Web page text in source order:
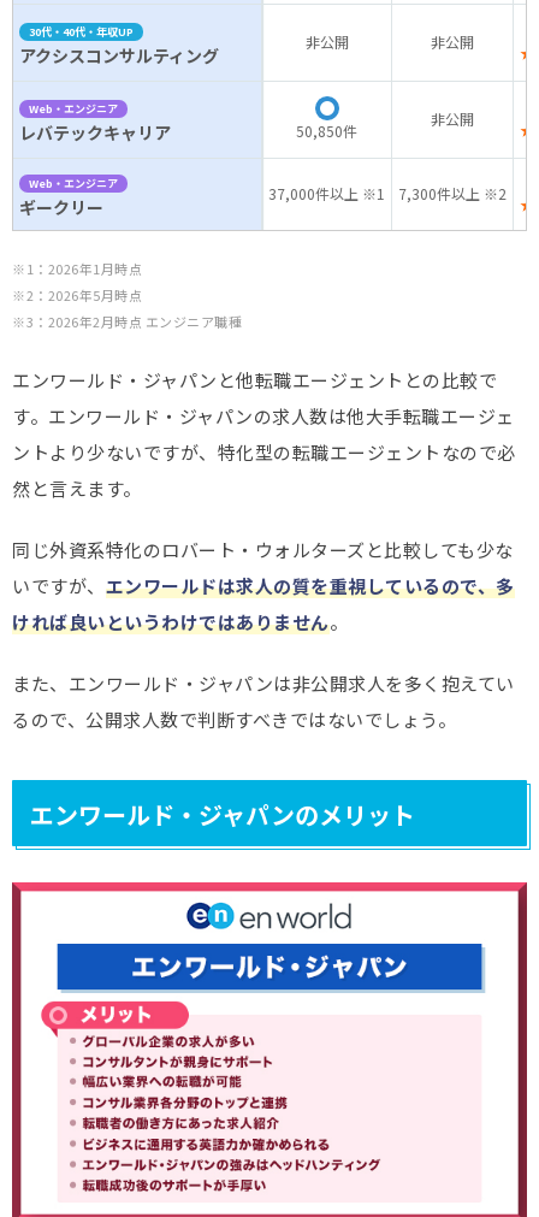
30代・40代・年収UP
アクシスコンサルティング
非公開 非公開
Web・エンジニア
レバテックキャリア
50,850件
非公開
Web・エンジニア
ギークリー
37,000件以上 ※1 7,300件以上 ※2
※1：2026年1月時点
※2：2026年5月時点
※3：2026年2月時点 エンジニア職種
エンワールド・ジャパンと他転職エージェントとの比較で
す。エンワールド・ジャパンの求人数は他大手転職エージェ
ントより少ないですが、特化型の転職エージェントなので必
然と言えます。
同じ外資系特化のロバート・ウォルターズと比較しても少な
いですが、 エンワールドは求人の質を重視しているので、多
ければ良いというわけではありません。
また、エンワールド・ジャパンは非公開求人を多く抱えてい
るので、公開求人数で判断すべきではないでしょう。
エンワールド・ジャパンのメリット